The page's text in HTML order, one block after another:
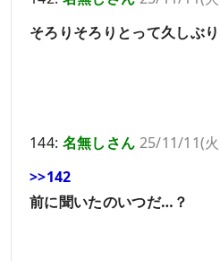
そろりそろりとって久しぶ
144: 名無しさん 25/11/11(
>>142
前に聞いたのいつだ…？